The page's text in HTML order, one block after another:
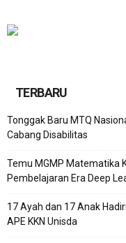
TERBARU
Tonggak Baru MTQ
Cabang Disabilitas
Temu MGMP Matematika
Pembelajaran Era Deep
17 Ayah dan 17 Anak
APE KKN Unisda